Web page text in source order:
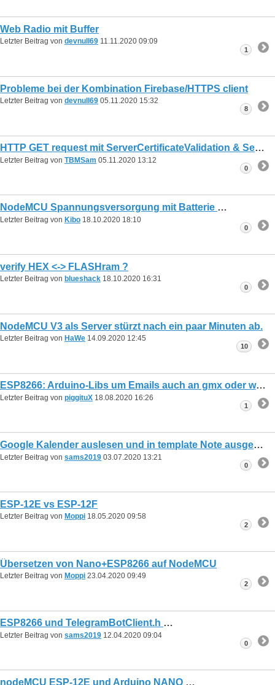
Web Radio mit Buffer
Letzter Beitrag von devnull69 11.11.2020 09:09
1
Probleme bei der Kombination Firebase/HTTPS client
Letzter Beitrag von devnull69 05.11.2020 15:32
8
HTTP GET request mit ServerCertificateValidation & SecurityProtocol verwenden
Letzter Beitrag von TBMSam 05.11.2020 13:12
0
NodeMCU Spannungsversorgung mit Batterie
Letzter Beitrag von Kibo 18.10.2020 18:10
0
verify HEX <-> FLASHram ?
Letzter Beitrag von blueshack 18.10.2020 16:31
0
NodeMCU V3 als Server stürzt nach ein paar Minuten ab.
Letzter Beitrag von HaWe 14.09.2020 12:45
10
ESP8266: Arduino-Libs um Emails auch an gmx oder web.de Konten zu ersenden?
Letzter Beitrag von piggituX 18.08.2020 16:26
1
Google Kalender auslesen und in template Note ausgeben
Letzter Beitrag von sams2019 03.07.2020 13:21
0
ESP-12E vs ESP-12F
Letzter Beitrag von Moppi 18.05.2020 09:58
2
Übersetzen von Nano+ESP8266 auf NodeMCU
Letzter Beitrag von Moppi 23.04.2020 09:49
2
ESP8266 und TelegramBotClient.h
Letzter Beitrag von sams2019 12.04.2020 09:04
0
nodeMCU ESP-12E und Arduino NANO